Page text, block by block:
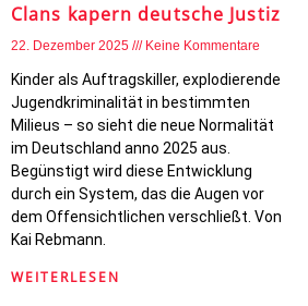
Clans kapern deutsche Justiz
22. Dezember 2025 Keine Kommentare
Kinder als Auftragskiller, explodierende
Jugendkriminalität in bestimmten
Milieus – so sieht die neue Normalität
im Deutschland anno 2025 aus.
Begünstigt wird diese Entwicklung
durch ein System, das die Augen vor
dem Offensichtlichen verschließt. Von
Kai Rebmann.
WEITERLESEN